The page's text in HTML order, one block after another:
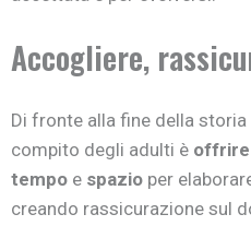
Accogliere,
Di fronte alla fine della storia
compito degli adulti è offrire
tempo e spazio per
creando rassicurazione sul